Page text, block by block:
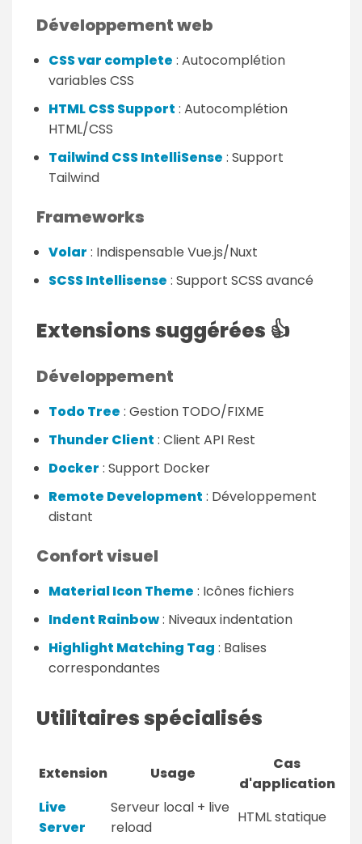
Développement web
CSS var complete : Autocomplétion
variables CSS
HTML CSS Support : Autocomplétion
HTML/CSS
Tailwind CSS IntelliSense : Support
Tailwind
Frameworks
Volar : Indispensable Vue.js/Nuxt
SCSS Intellisense : Support SCSS avancé
Extensions suggérées 👍
Développement
Todo Tree : Gestion TODO/FIXME
Thunder Client : Client API Rest
Docker : Support Docker
Remote Development : Développement
distant
Confort visuel
Material Icon Theme : Icônes fichiers
Indent Rainbow: Niveaux indentation
Highlight Matching Tag : Balises
correspondantes
Utilitaires spécialisés
Extension Usage
Cas
d'application
Live
Server
Serveur local + live
reload
HTML statique